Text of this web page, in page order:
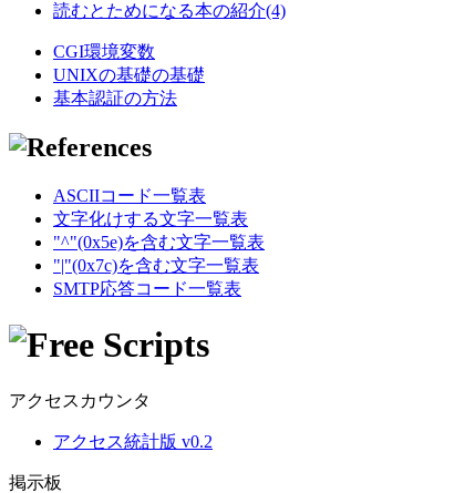
読むとためになる本の紹介(4)
CGI環境変数
UNIXの基礎の基礎
基本認証の方法
ASCIIコード一覧表
文字化けする文字一覧表
"^"(0x5e)を含む文字一覧表
"|"(0x7c)を含む文字一覧表
SMTP応答コード一覧表
アクセスカウンタ
アクセス統計版 v0.2
掲示板